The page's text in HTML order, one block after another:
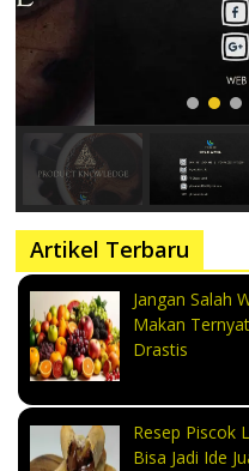
Artikel Terbaru
Jangan Salah
Makan
Drastis
Resep Piscok
Bisa Jadi Ide